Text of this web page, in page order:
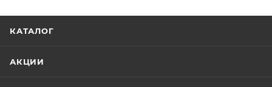
КАТАЛОГ
АКЦИИ